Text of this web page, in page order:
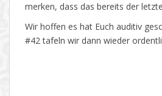
merken, dass das bereits der
Wir hoffen es hat Euch auditiv
#42 tafeln wir dann wieder